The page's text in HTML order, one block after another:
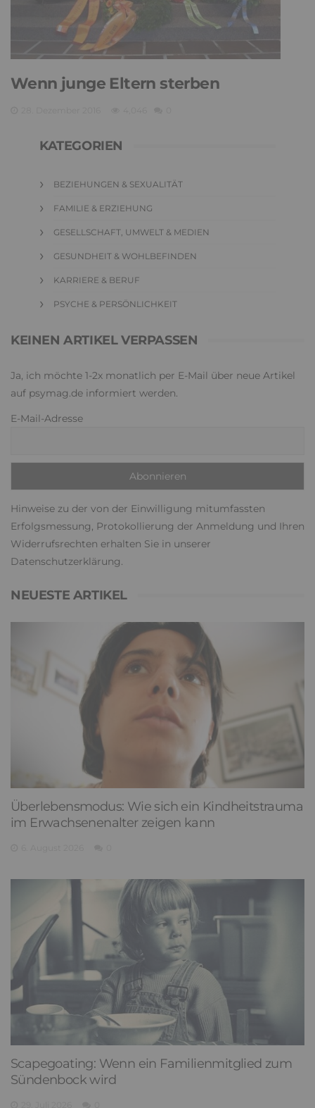
Wenn junge Eltern sterben
KATEGORIEN
BEZIEHUNGEN & SEXUALITÄT
FAMILIE & ERZIEHUNG
GESELLSCHAFT, UMWELT & MEDIEN
GESUNDHEIT & WOHLBEFINDEN
KARRIERE & BERUF
PSYCHE & PERSÖNLICHKEIT
KEINEN ARTIKEL VERPASSEN
Ja, ich möchte 1-2x monatlich per E-Mail über neue Artikel
auf psymag.de informiert werden.
E-Mail-Adresse
Hinweise zu der von der Einwilligung mitumfassten
Erfolgsmessung, Protokollierung der Anmeldung und Ihren
Widerrufsrechten erhalten Sie in unserer
Datenschutzerklärung.
NEUESTE ARTIKEL
Überlebensmodus: Wie sich ein Kindheitstrauma
im Erwachsenenalter zeigen kann
Scapegoating: Wenn ein Familienmitglied zum
Sündenbock wird